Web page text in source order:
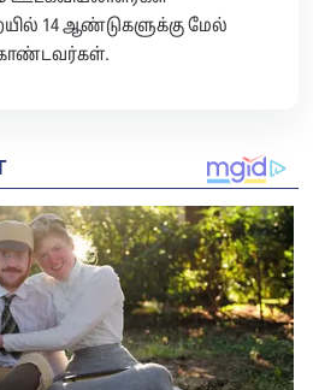
14 ஆண்டுகளுக்கு மேல்